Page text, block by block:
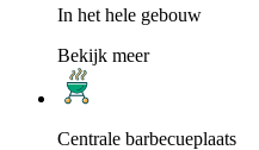
In het hele gebouw
Bekijk meer
Centrale barbecueplaats